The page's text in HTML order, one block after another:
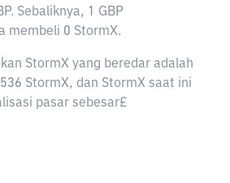
Sebaliknya, 1 GBP
membeli 0 StormX.
StormX yang beredar adalah
StormX, dan StormX saat ini
pasar sebesar£